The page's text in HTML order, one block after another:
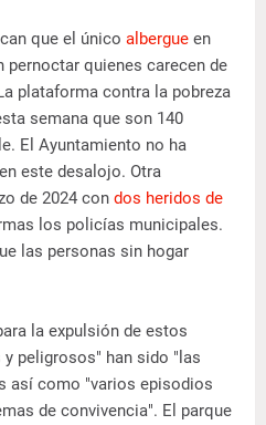
que el único albergue en
pernoctar quienes carecen de
plataforma contra la pobreza
semana que son 140
El Ayuntamiento no ha
este desalojo. Otra
de 2024 con dos heridos de
los policías municipales.
las personas sin hogar
la expulsión de estos
peligrosos" han sido "las
así como "varios episodios
de convivencia". El parque